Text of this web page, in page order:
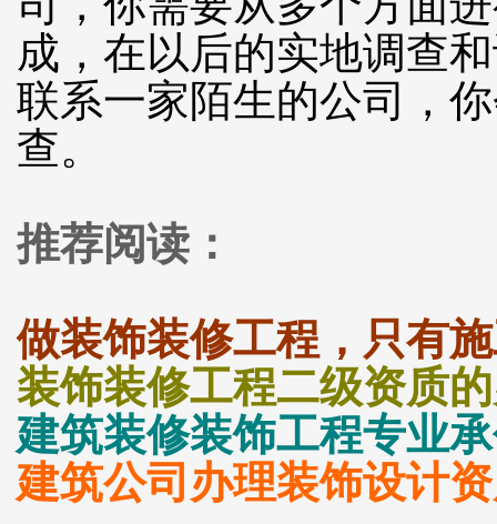
成，在以后的实地调查
联系一家陌生的公司，
查。
推荐阅读：
做装饰装修工程，只有
装饰装修工程二级资质
建筑装修装饰工程专业
建筑公司办理装饰设计